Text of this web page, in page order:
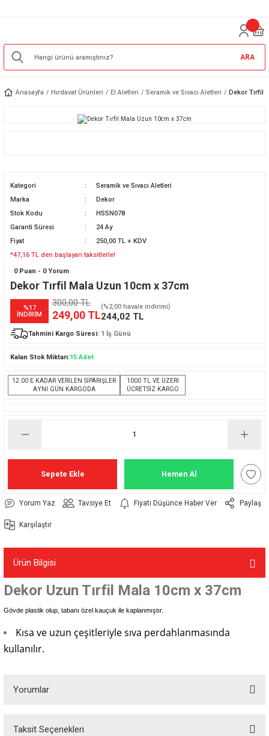
ARA
Anasayfa Hırdavat Ürünleri El Aletleri Seramik ve Sıvacı Aletleri Dekor Tırfil
Kategori
Seramik ve Sıvacı Aletleri
Marka
Dekor
Stok Kodu
HSSN078
Garanti Süresi
24 Ay
Fiyat
250,00 TL + KDV
*47,16 TL den başlayan taksitlerle!
0 Puan - 0 Yorum
Dekor Tırfil Mala Uzun 10cm x 37cm
%17
İNDİRİM
300,00 TL
249,00 TL
(%2,00 havale indirimi)
244,02 TL
Tahmini Kargo Süresi: 1 İş Günü
Kalan Stok Miktarı:15 Adet
12.00 E KADAR VERİLEN SİPARİŞLER
AYNI GÜN KARGODA
1000 TL VE ÜZERİ
ÜCRETSİZ KARGO
Sepete Ekle Hemen Al
Yorum Yaz Tavsiye Et Fiyatı Düşünce Haber Ver Paylaş
Karşılaştır
Ürün Bilgisi
Dekor Uzun Tırfil Mala 10cm x 37cm
Gövde plastik olup, tabanı özel kauçuk ile kaplanmıştır.
Kısa ve uzun çeşitleriyle sıva perdahlanmasında
kullanılır.
Yorumlar
Taksit Seçenekleri